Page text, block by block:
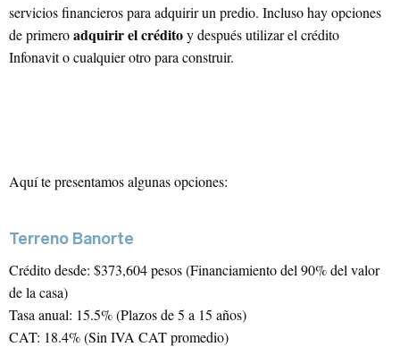
servicios financieros para adquirir un predio. Incluso hay opciones
de primeroadquirir el créditoy después utilizar el crédito
Infonavit o cualquier otro para construir.
Aquí te presentamos algunas opciones:
Terreno Banorte
Crédito desde: $373,604 pesos (Financiamiento del 90% del valor
de la casa)
Tasa anual: 15.5% (Plazos de 5 a 15 años)
CAT: 18.4% (Sin IVA CAT promedio)
Nombre
Iniciar sesión
Correo Electrónico